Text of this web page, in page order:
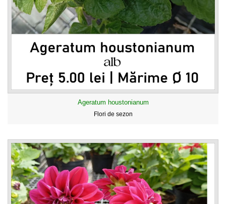
Ageratum houstonianum
Flori de sezon